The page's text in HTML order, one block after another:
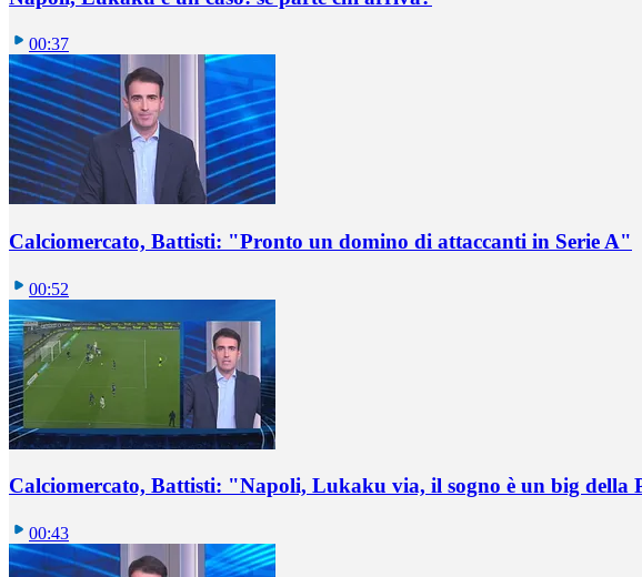
00:37
Calciomercato, Battisti: "Pronto un domino di attaccanti in Serie A"
00:52
Calciomercato, Battisti: "Napoli, Lukaku via, il sogno è un big della
00:43